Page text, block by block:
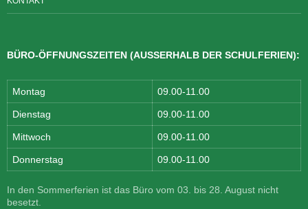
BÜRO-ÖFFNUNGSZEITEN (AUSSERHALB DER SCHULFERIEN):
Montag 09.00-11.00
Dienstag 09.00-11.00
Mittwoch 09.00-11.00
Donnerstag 09.00-11.00
In den Sommerferien ist das Büro vom 03. bis 28. August nicht
besetzt.